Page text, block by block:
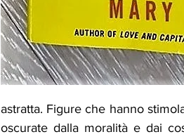
astratta. Figure che hanno
oscurate dalla moralità e dai